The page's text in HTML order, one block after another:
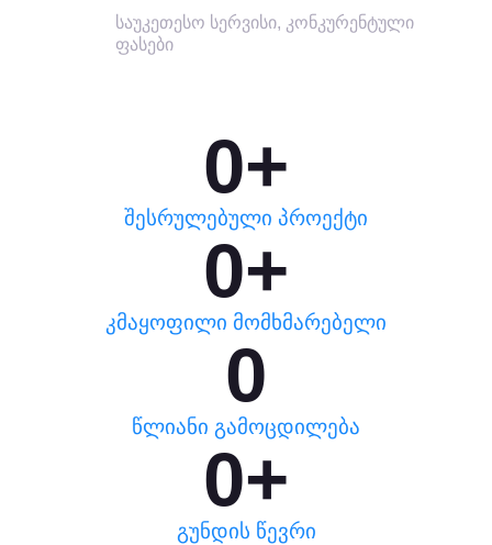
საუკეთესო სერვისი, კონკურენტული
ფასები
შესრულებული პროექტი
0+
კმაყოფილი მომხმარებელი
0+
წლიანი გამოცდილება
0
გუნდის წევრი
0+